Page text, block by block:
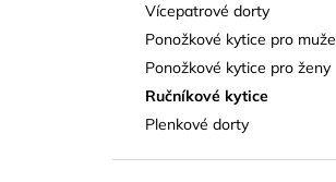
Vícepatrové dorty
Ponožkové kytice pro muže
Ponožkové kytice pro ženy
Ručníkové kytice
Plenkové dorty